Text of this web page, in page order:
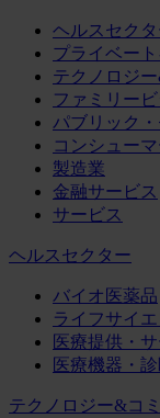
ヘルスセクタ
プライベー
テクノロジ
ファミリー
パブリック
コンシュー
製造業
金融サービス
サービス
ヘルスセクター
バイオ医薬品
ライフサイ
医療提供・
医療機器・
テクノロジー&コ